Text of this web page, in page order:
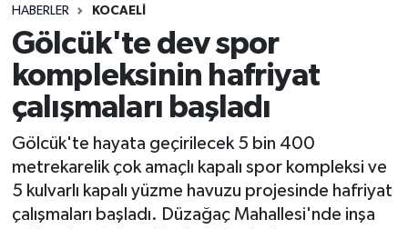
HABERLER KOCAELI
Gölcük'te dev spor
kompleksinin hafriyat
çalışmaları başladı
Gölcük'te hayata geçirilecek 5 bin 400
metrekarelik çok amaçlı kapalı spor kompleksi ve
5 kulvarlı kapalı yüzme havuzu projesinde hafriyat
çalışmaları başladı. Düzağaç Mahallesi'nde inşa
Trafik Durumu
Süper Lig Puan Durumu ve Fikstür
Tüm Manşetler
Son Dakika Haberleri
Haber Arşivi